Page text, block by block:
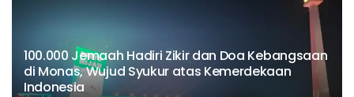
100.000 Jemaah Hadiri Zikir dan Doa Kebangsaan
di Monas, Wujud Syukur atas Kemerdekaan
Indonesia